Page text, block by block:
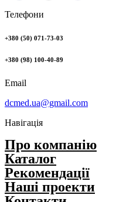
Телефони
+380 (50) 071-73-03
+380 (98) 100-40-89
Email
dcmed.ua@gmail.com
Навігація
Про компанію
Каталог
Рекомендації
Нашi проекти